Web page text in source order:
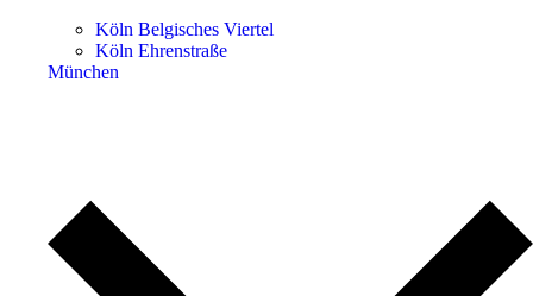
Köln Belgisches Viertel
Köln Ehrenstraße
München